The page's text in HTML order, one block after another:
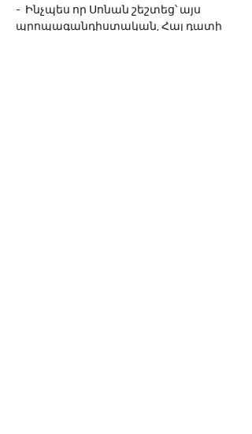
-  Ինչպես որ Սոնան շեշտեց՝ այս
պրոպագանդիստական, Հայ դատի